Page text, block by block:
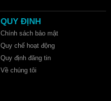
QUY ĐỊNH
Chính sách bảo mật
Quy chế hoạt động
Quy định đăng tin
Về chúng tôi